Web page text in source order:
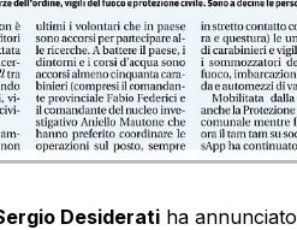
Desideratiha annunciato